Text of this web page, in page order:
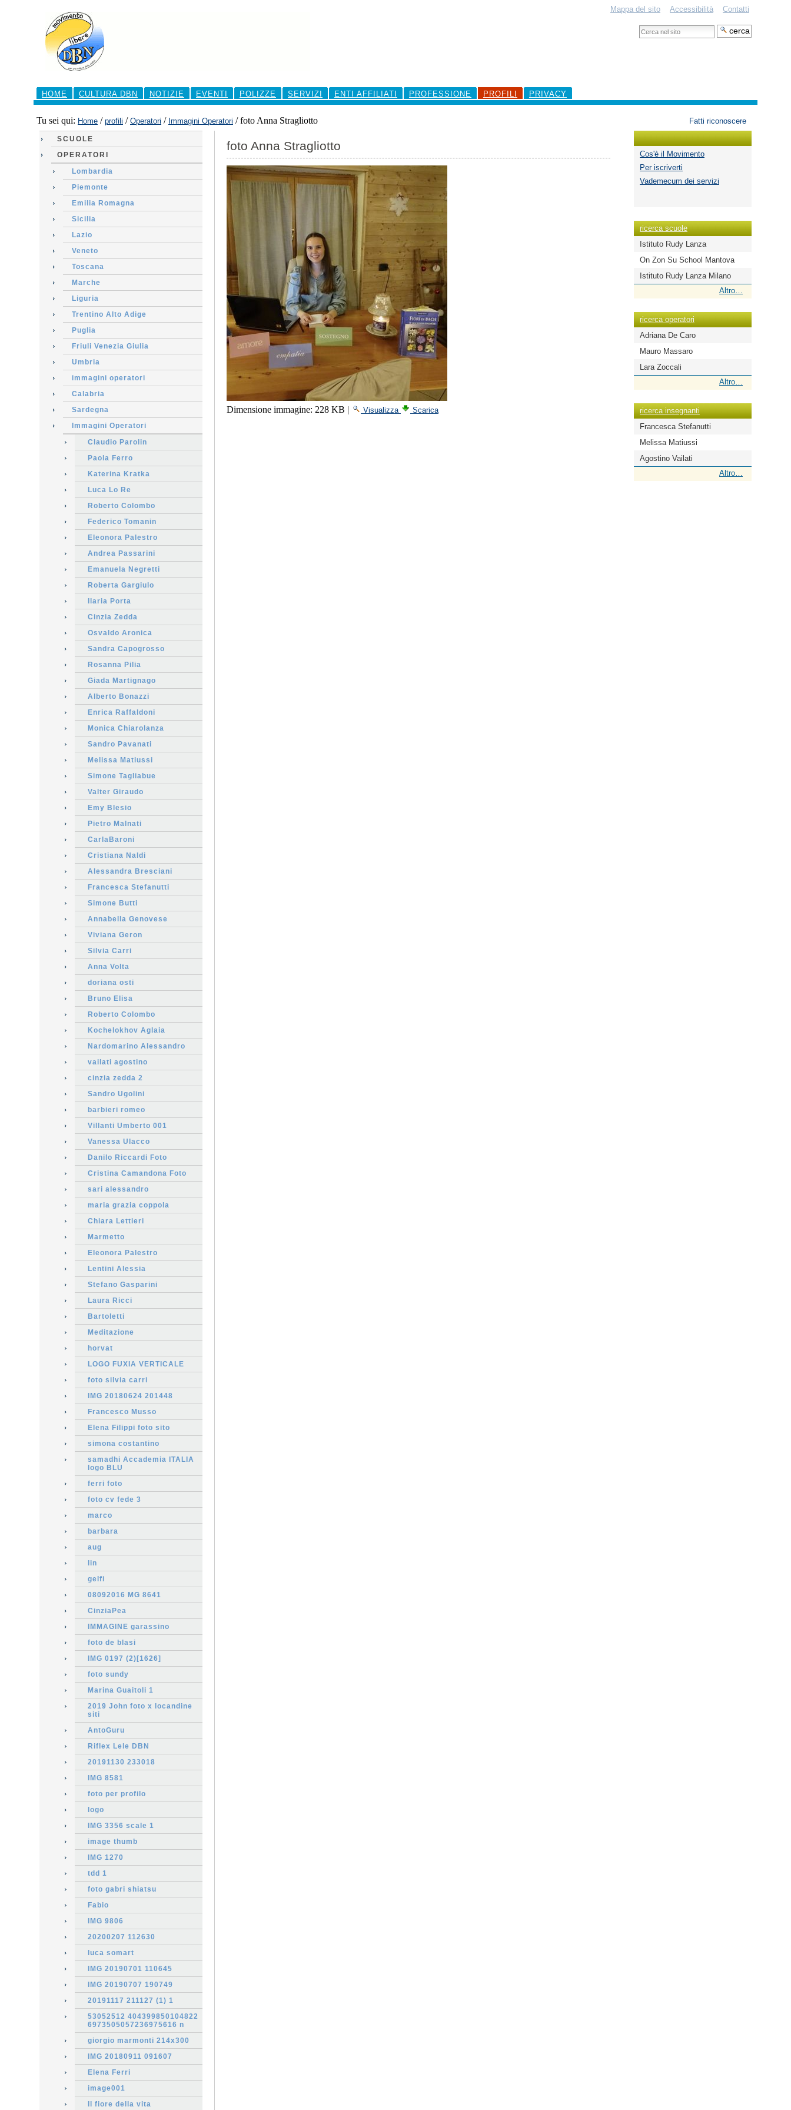
contenuti.
navigazione
Mappa del sito Accessibilità Contatti
Cerca
nel
Sezioni
HOME
CULTURA DBN NOTIZIE EVENTI POLIZZE SERVIZI ENTI AFFILIATI PROFESSIONE PROFILI PRIVACY
Fatti riconoscere
Tu sei qui: Home / profili / Operatori / Immagini Operatori /foto Anna Stragliotto
SCUOLE
OPERATORI
Lombardia
Piemonte
Emilia Romagna
Sicilia
Lazio
Veneto
Toscana
Marche
Liguria
Trentino Alto Adige
Puglia
Friuli Venezia Giulia
Umbria
immagini operatori
Calabria
Sardegna
Immagini Operatori
Claudio Parolin
Paola Ferro
Katerina Kratka
Luca Lo Re
Roberto Colombo
Federico Tomanin
Eleonora Palestro
Andrea Passarini
Emanuela Negretti
Roberta Gargiulo
Ilaria Porta
Cinzia Zedda
Osvaldo Aronica
Sandra Capogrosso
Rosanna Pilia
Giada Martignago
Alberto Bonazzi
Enrica Raffaldoni
Monica Chiarolanza
Sandro Pavanati
Melissa Matiussi
Simone Tagliabue
Valter Giraudo
Emy Blesio
Pietro Malnati
CarlaBaroni
Cristiana Naldi
Alessandra Bresciani
Francesca Stefanutti
Simone Butti
Annabella Genovese
Viviana Geron
Silvia Carri
Anna Volta
doriana osti
Bruno Elisa
Roberto Colombo
Kochelokhov Aglaia
Nardomarino Alessandro
vailati agostino
cinzia zedda 2
Sandro Ugolini
barbieri romeo
Villanti Umberto 001
Vanessa Ulacco
Danilo Riccardi Foto
Cristina Camandona Foto
sari alessandro
maria grazia coppola
Chiara Lettieri
Marmetto
Eleonora Palestro
Lentini Alessia
Stefano Gasparini
Laura Ricci
Bartoletti
Meditazione
horvat
LOGO FUXIA VERTICALE
foto silvia carri
IMG 20180624 201448
Francesco Musso
Elena Filippi foto sito
simona costantino
samadhi Accademia ITALIA
logo BLU
ferri foto
foto cv fede 3
marco
barbara
aug
lin
gelfi
08092016 MG 8641
CinziaPea
IMMAGINE garassino
foto de blasi
IMG 0197 (2)[1626]
foto sundy
Marina Guaitoli 1
2019 John foto x locandine
siti
AntoGuru
Riflex Lele DBN
20191130 233018
IMG 8581
foto per profilo
logo
IMG 3356 scale 1
image thumb
IMG 1270
tdd 1
foto gabri shiatsu
Fabio
IMG 9806
20200207 112630
luca somart
IMG 20190701 110645
IMG 20190707 190749
20191117 211127 (1) 1
53052512 404399850104822
6973505057236975616 n
giorgio marmonti 214x300
IMG 20180911 091607
Elena Ferri
image001
Il fiore della vita
foto Anna Stragliotto
Dimensione immagine: 228 KB | Visualizza Scarica
Cos'è il Movimento
Per iscriverti
Vademecum dei servizi
ricerca scuole
Istituto Rudy Lanza
On Zon Su School Mantova
Istituto Rudy Lanza Milano
scuole
-
Altro…
ricerca operatori
Adriana De Caro
Mauro Massaro
Lara Zoccali
operatori
-
Altro…
ricerca insegnanti
Francesca Stefanutti
Melissa Matiussi
Agostino Vailati
insegnanti
Altro…